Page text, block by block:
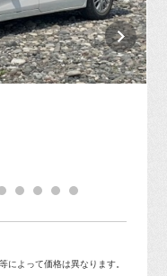
によって価格は異なります。